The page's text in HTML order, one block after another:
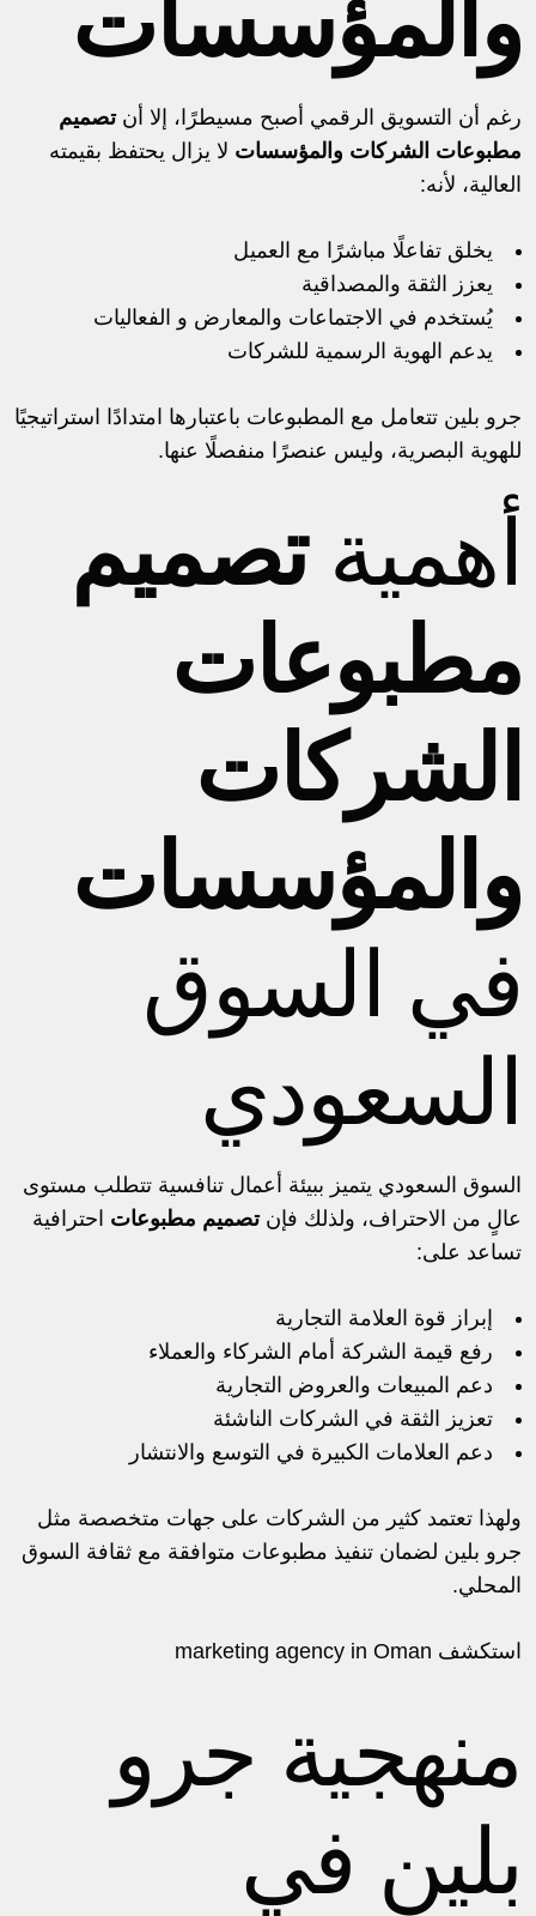
والمؤسسات
رغم أن التسويق الرقمي أصبح مسيطرًا، إلا أنتصميم
مطبوعات الشركات والمؤسسات لا يزال يحتفظ بقيمته
العالية، لأنه:
يخلق تفاعلًا مباشرًا مع العميل
يعزز الثقة والمصداقية
يُستخدم في الاجتماعات والمعارض و الفعاليات
يدعم الهوية الرسمية للشركات
جرو بلين تتعامل مع المطبوعات باعتبارها امتدادًا استراتيجيًا
للهوية البصرية، وليس عنصرًا منفصلًا عنها.
أهميةتصميم
مطبوعات
الشركات
والمؤسسات
في السوق
السعودي
السوق السعودي يتميز ببيئة أعمال تنافسية تتطلب مستوى
عالٍ من الاحتراف، ولذلك فإنتصميم مطبوعات احترافية
تساعد على:
إبراز قوة العلامة التجارية
رفع قيمة الشركة أمام الشركاء والعملاء
دعم المبيعات والعروض التجارية
تعزيز الثقة في الشركات الناشئة
دعم العلامات الكبيرة في التوسع والانتشار
ولهذا تعتمد كثير من الشركات على جهات متخصصة مثل
جرو بلين لضمان تنفيذ مطبوعات متوافقة مع ثقافة السوق
المحلي.
استكشف marketing agency in Oman
منهجية جرو
بلين في